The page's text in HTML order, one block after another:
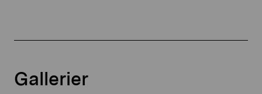
Gallerier